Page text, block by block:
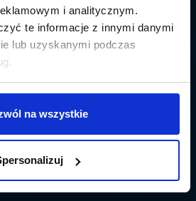
i analitycznym.
te informacje z innymi danymi
lub uzyskanymi podczas
na wszystkie